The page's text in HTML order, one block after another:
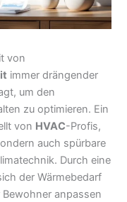
von
immer drängender
um den
zu optimieren. Ein
von HVAC-Profis,
auch spürbare
Durch eine
der Wärmebedarf
anpassen